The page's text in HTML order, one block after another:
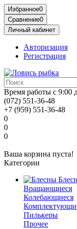
Избранное0
Сравнение0
Личный кабинет
Авторизация
Регистрация
Время работы с 9:00
(072) 551-36-48
+7 (959) 551-36-48
0
0
0
Ваша корзина пуста!
Категории
Вращающиеся
Колебающиеся
Пилькеры
Прочее